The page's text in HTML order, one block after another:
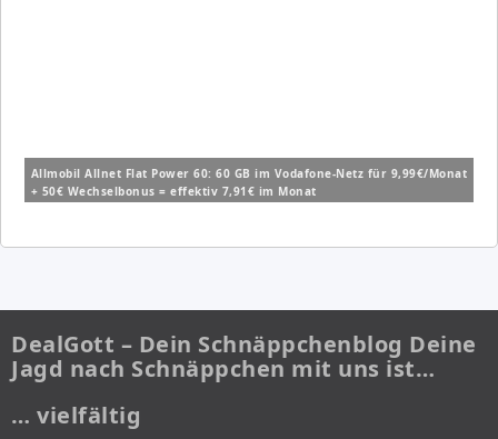
Allmobil Allnet Flat Power 60: 60 GB im Vodafone-Netz für 9,99€/Monat
+ 50€ Wechselbonus = effektiv 7,91€ im Monat
DealGott – Dein Schnäppchenblog Deine
Jagd nach Schnäppchen mit uns ist…
… vielfältig